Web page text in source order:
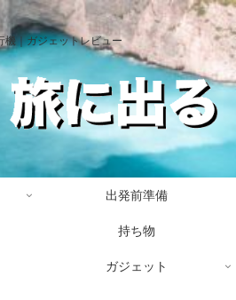
機｜ガジェットレビュー
出発前準備
持ち物
ガジェット